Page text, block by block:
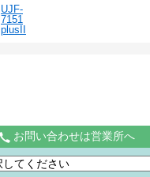
UJF-
7151
plusII
お問い合わせは営業所へ